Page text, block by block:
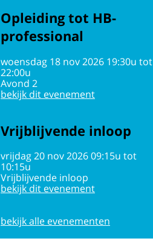
Opleiding tot HB-
professional
woensdag 18 nov 2026 19:30u tot
22:00u
Avond 2
bekijk dit evenement
Vrijblijvende inloop
vrijdag 20 nov 2026 09:15u tot
10:15u
Vrijblijvende inloop
bekijk dit evenement
bekijk alle evenementen